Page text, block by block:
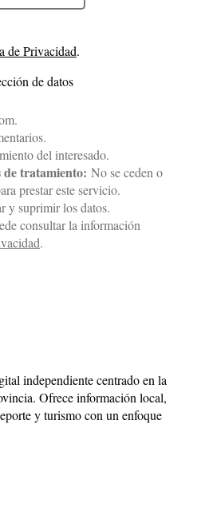
de Privacidad.
de datos
del interesado.
de tratamiento: No se ceden o
prestar este servicio.
y suprimir los datos.
consultar la información
.
independiente centrado en la
Ofrece información local,
y turismo con un enfoque